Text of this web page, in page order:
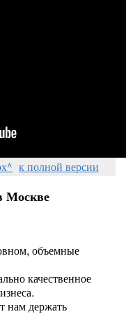
к полной версии
Москве
объемные
качественное
нам держать